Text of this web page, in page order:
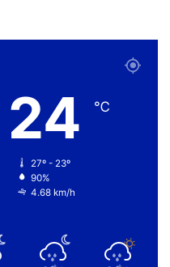
24 ℃
27º - 23º
90%
4.68 km/h